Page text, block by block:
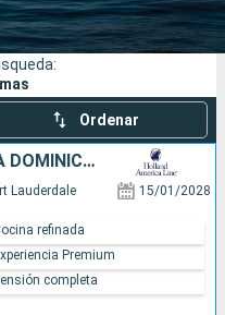
Compañías
Buscar
Ordenar
ESTADOS UNIDOS, REPÚBLICA DOMINICANA, ISLAS TURCAS Y CAICOS, BAHAMAS
Lauderdale 15/01/2028
refinada
Premium
completa